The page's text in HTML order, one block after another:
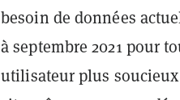
besoin de données
à septembre 2021 pour
utilisateur plus